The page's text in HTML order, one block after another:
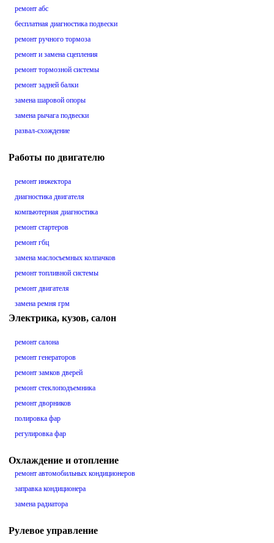
ремонт абс
бесплатная диагностика подвески
ремонт ручного тормоза
ремонт и замена сцепления
ремонт тормозной системы
ремонт задней балки
замена шаровой опоры
замена рычага подвески
развал-схождение
Работы по двигателю
ремонт инжектора
диагностика двигателя
компьютерная диагностика
ремонт стартеров
ремонт гбц
замена маслосъемных колпачков
ремонт топливной системы
ремонт двигателя
замена ремня грм
Электрика, кузов, салон
ремонт салона
ремонт генераторов
ремонт замков дверей
ремонт стеклоподъемника
ремонт дворников
полировка фар
регулировка фар
Охлаждение и отопление
ремонт автомобильных кондиционеров
заправка кондиционера
замена радиатора
Рулевое управление